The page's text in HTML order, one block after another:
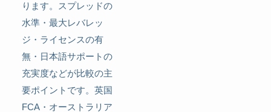
ります。スプレッドの
水準・最大レバレッ
ジ・ライセンスの有
無・日本語サポートの
充実度などが比較の主
要ポイントです。英国
FCA・オーストラリア